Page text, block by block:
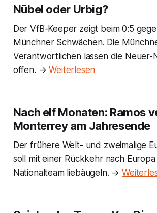
Nübel oder Urbig?
Der VfB-Keeper zeigt beim 0:5
Münchner Schwächen. Die
Verantwortlichen lassen die Neuer-
offen. →Weiterlesen
Nach elf Monaten: Ramos
Monterrey am Jahresende
Der frühere Welt- und zweimalige
soll mit einer Rückkehr nach
Nationalteam liebäugeln. →